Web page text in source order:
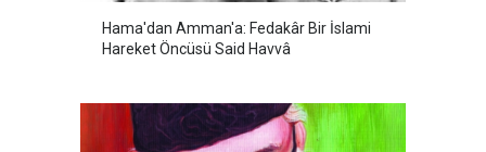
Hama'dan Amman'a: Fedakâr Bir İslami
Hareket Öncüsü Said Havvâ